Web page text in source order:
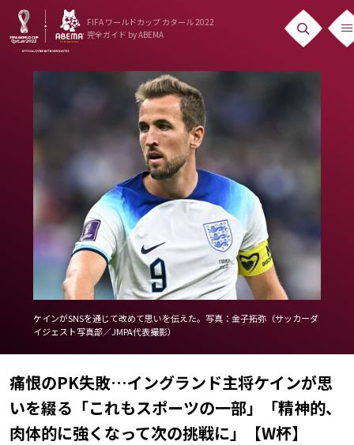
FIFA ワールドカップ カタール 2022
完全ガイド by ABEMA
ニュース
出場国
Teams
日本代表
Team Japan
日程・結果
Schedule
ランキング
大会について
About
ケインがSNSを通じて改めて思いを伝えた。写真：金子拓弥（サッカーダ
イジェスト写真部／JMPA代表撮影）
痛恨のPK失敗…イングランド主将ケインが思
いを綴る「これもスポーツの一部」「精神的、
肉体的に強くなって次の挑戦に――」【W杯】